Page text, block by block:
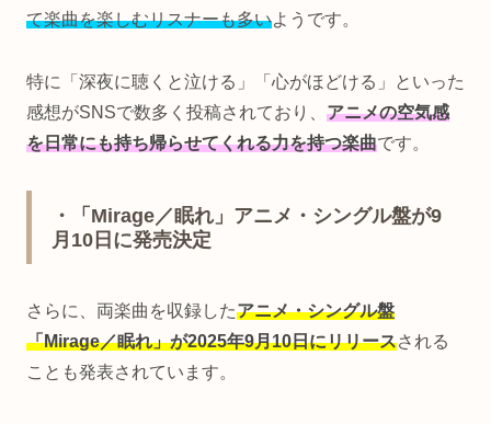
て楽曲を楽しむリスナーも多いようです。
特に「深夜に聴くと泣ける」「心がほどける」といった
感想がSNSで数多く投稿されており、 アニメの空気感
を日常にも持ち帰らせてくれる力を持つ楽曲です。
・「Mirage／眠れ」アニメ・シングル盤が9
月10日に発売決定
さらに、両楽曲を収録したアニメ・シングル盤
「Mirage／眠れ」が2025年9月10日にリリースされる
ことも発表されています。